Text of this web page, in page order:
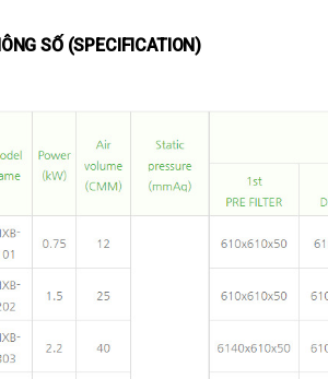
SỐ (SPECIFICATION)